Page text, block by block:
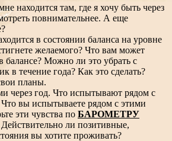
находится там, где я хочу быть через
повнимательнее. А еще
в состоянии баланса на уровне
желаемого? Что вам может
балансе? Можно ли это убрать с
в течение года? Как это сделать?
планы.
через год. Что испытывают рядом с
вы испытываете рядом с этими
эти чувства по БАРОМЕТРУ
Действительно ли позитивные,
вы хотите проживать?